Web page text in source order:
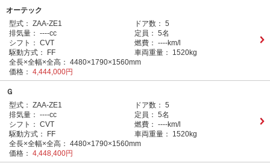
オーテック
型式： ZAA-ZE1 ドア数： 5
排気量： ----cc 定員： 5名
シフト： CVT 燃費： ----km/l
駆動方式：
FF 車両重量：
1520kg
全長×全幅×全高： 4480×1790×1560mm
価格： 4,444,000円
Ｇ
型式： ZAA-ZE1 ドア数： 5
排気量： ----cc 定員： 5名
シフト： CVT 燃費： ----km/l
駆動方式：
FF 車両重量：
1520kg
全長×全幅×全高： 4480×1790×1560mm
価格： 4,448,400円